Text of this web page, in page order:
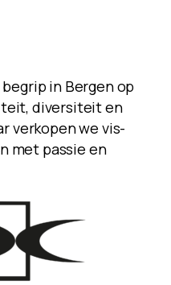
in Bergen op
diversiteit en
verkopen we vis-
met passie en